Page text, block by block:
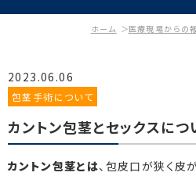
ホーム 医療現場からの
2023.06.06
包茎手術について
カントン包茎とセックスにつ
カントン包茎とは、包皮口が狭く皮